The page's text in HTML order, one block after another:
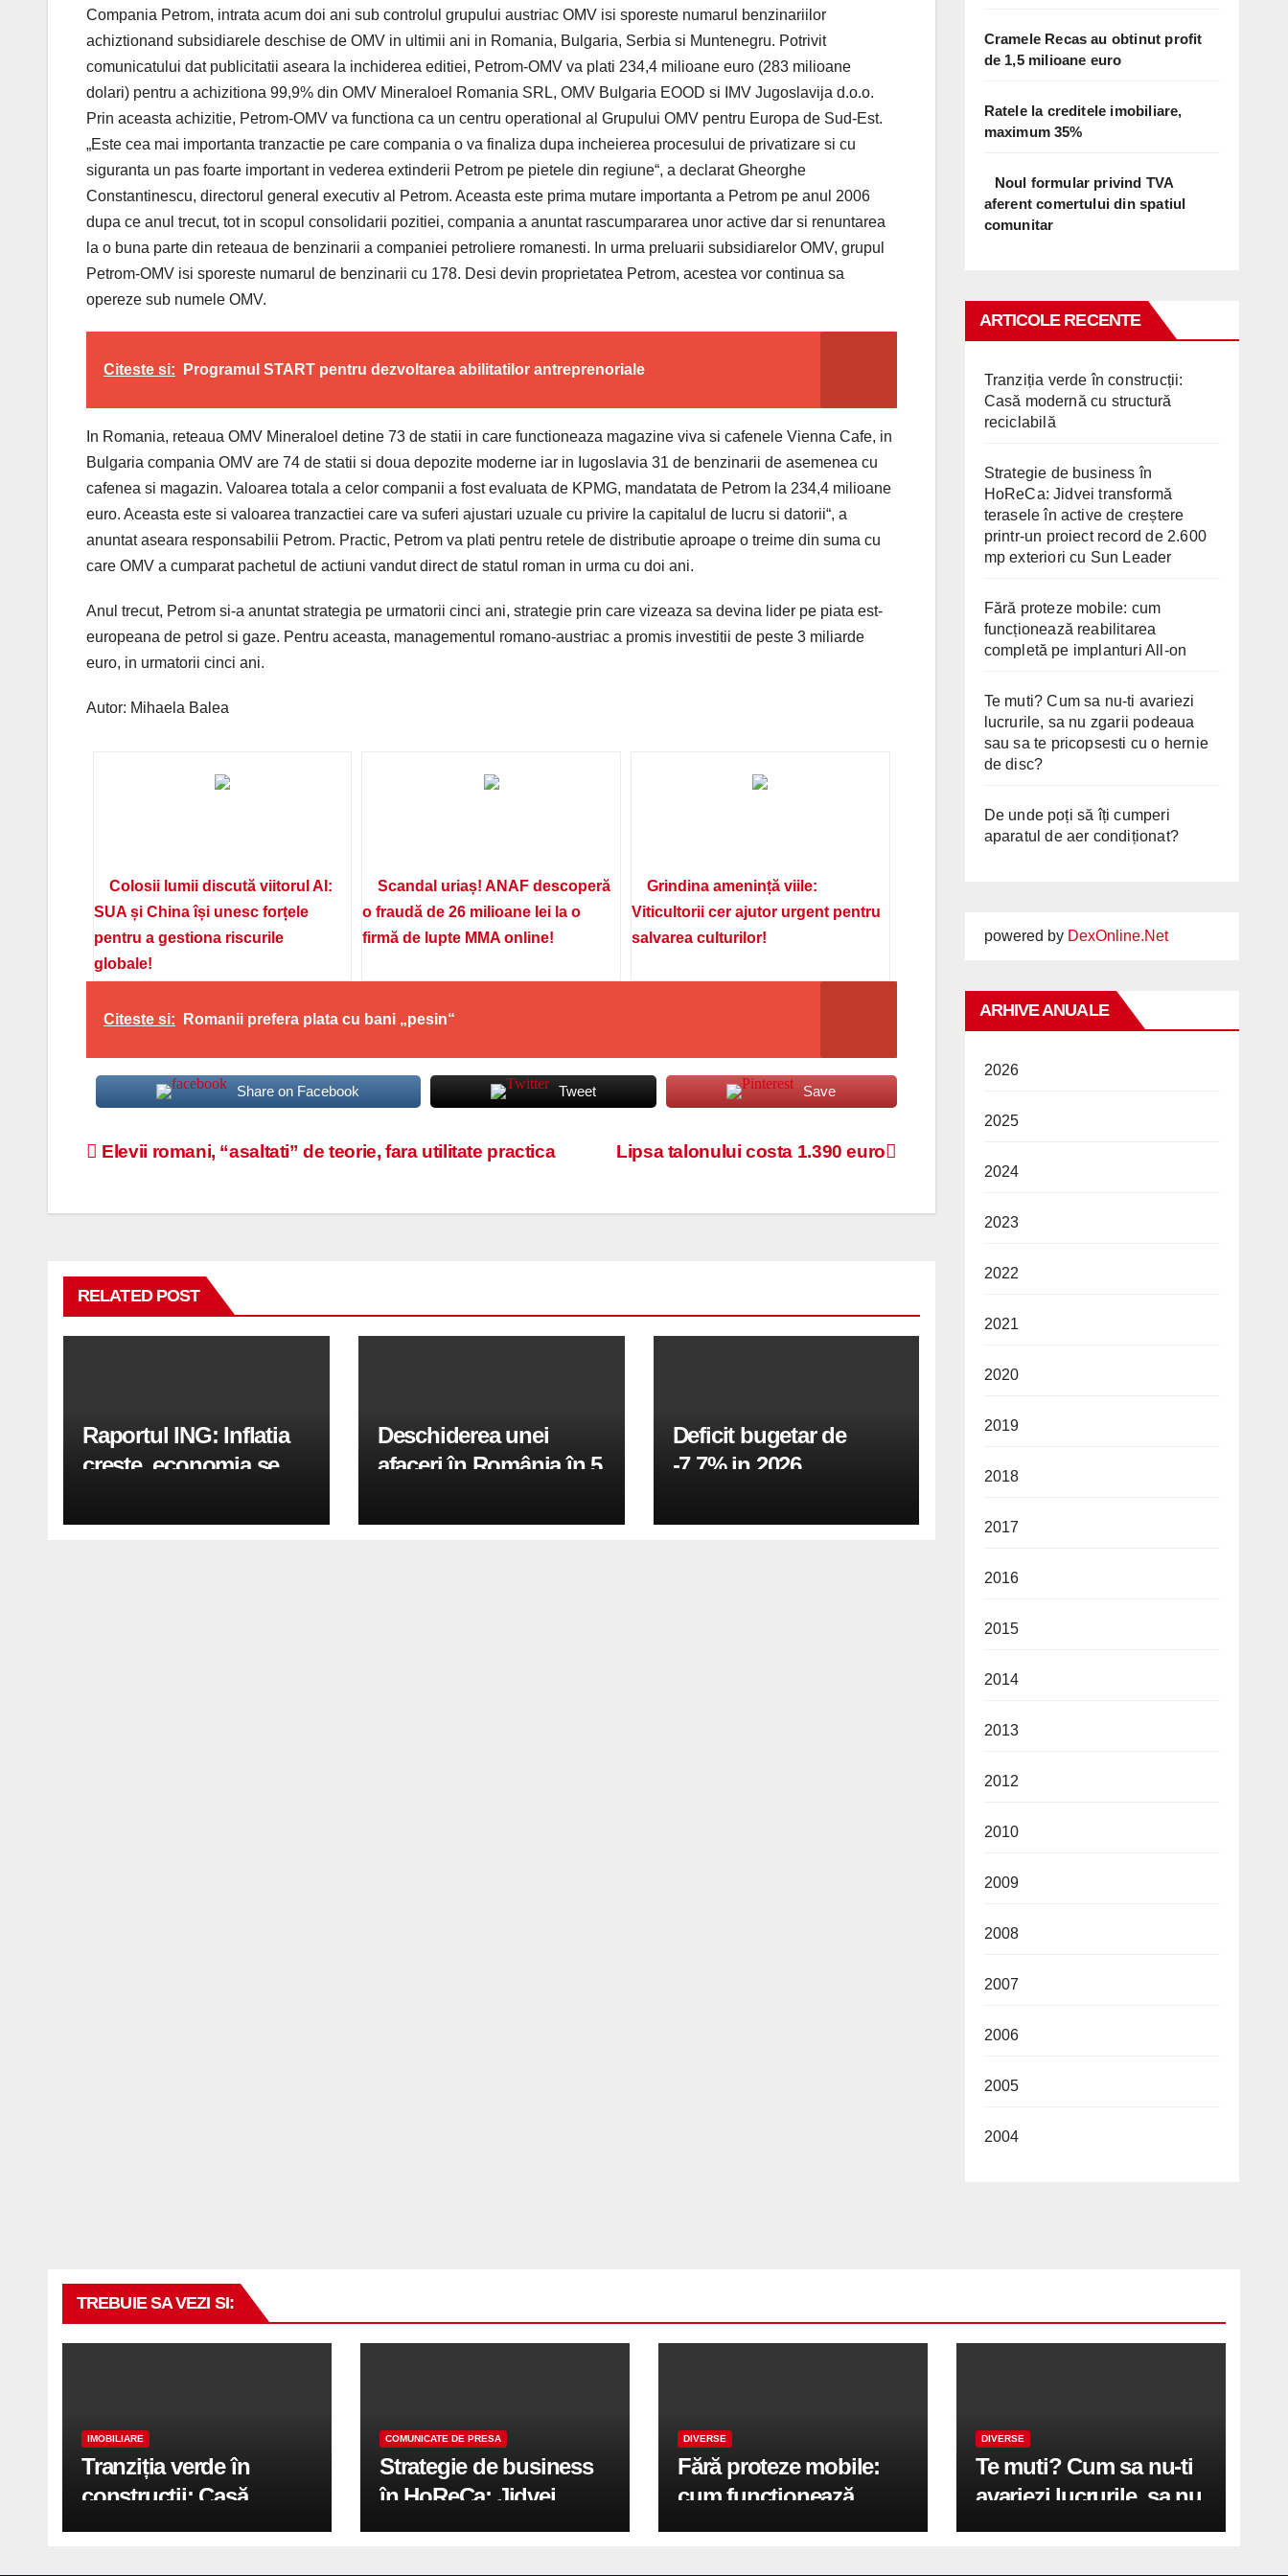
Compania Petrom, intrata acum doi ani sub controlul grupului austriac OMV isi sporeste numarul benzinariilor
achiztionand subsidiarele deschise de OMV in ultimii ani in Romania, Bulgaria, Serbia si Muntenegru. Potrivit
comunicatului dat publicitatii aseara la inchiderea editiei, Petrom-OMV va plati 234,4 milioane euro (283 milioane
dolari) pentru a achizitiona 99,9% din OMV Mineraloel Romania SRL, OMV Bulgaria EOOD si IMV Jugoslavija d.o.o.
Prin aceasta achizitie, Petrom-OMV va functiona ca un centru operational al Grupului OMV pentru Europa de Sud-Est.
„Este cea mai importanta tranzactie pe care compania o va finaliza dupa incheierea procesului de privatizare si cu
siguranta un pas foarte important in vederea extinderii Petrom pe pietele din regiune“, a declarat Gheorghe
Constantinescu, directorul general executiv al Petrom. Aceasta este prima mutare importanta a Petrom pe anul 2006
dupa ce anul trecut, tot in scopul consolidarii pozitiei, compania a anuntat rascumpararea unor active dar si renuntarea
la o buna parte din reteaua de benzinarii a companiei petroliere romanesti. In urma preluarii subsidiarelor OMV, grupul
Petrom-OMV isi sporeste numarul de benzinarii cu 178. Desi devin proprietatea Petrom, acestea vor continua sa
opereze sub numele OMV.
Citeste si: Programul START pentru dezvoltarea abilitatilor antreprenoriale
In Romania, reteaua OMV Mineraloel detine 73 de statii in care functioneaza magazine viva si cafenele Vienna Cafe, in
Bulgaria compania OMV are 74 de statii si doua depozite moderne iar in Iugoslavia 31 de benzinarii de asemenea cu
cafenea si magazin. Valoarea totala a celor companii a fost evaluata de KPMG, mandatata de Petrom la 234,4 milioane
euro. Aceasta este si valoarea tranzactiei care va suferi ajustari uzuale cu privire la capitalul de lucru si datorii“, a
anuntat aseara responsabilii Petrom. Practic, Petrom va plati pentru retele de distributie aproape o treime din suma cu
care OMV a cumparat pachetul de actiuni vandut direct de statul roman in urma cu doi ani.
Anul trecut, Petrom si-a anuntat strategia pe urmatorii cinci ani, strategie prin care vizeaza sa devina lider pe piata est-
europeana de petrol si gaze. Pentru aceasta, managementul romano-austriac a promis investitii de peste 3 miliarde
euro, in urmatorii cinci ani.
Autor: Mihaela Balea
Colosii lumii discută viitorul AI:
SUA și China își unesc forțele
pentru a gestiona riscurile
globale!
Scandal uriaș! ANAF descoperă
o fraudă de 26 milioane lei la o
firmă de lupte MMA online!
Grindina amenință viile:
Viticultorii cer ajutor urgent pentru
salvarea culturilor!
Citeste si: Romanii prefera plata cu bani „pesin“
Share on Facebook Tweet Save
Navigare
Lipsa talonului costa 1.390 euro
Elevii romani, “asaltati” de teorie, fara utilitate practica
RELATED POST
Raportul ING: Inflatia
creste, economia se
in a doua jumatate a
Deschiderea unei
afaceri în România în 5
Deficit bugetar de
-7,7% in 2026,
fiind de 6%
Cramele Recas au obtinut profit
de 1,5 milioane euro
Ratele la creditele imobiliare,
maximum 35%
Noul formular privind TVA
aferent comertului din spatiul
comunitar
ARTICOLE RECENTE
Tranziția verde în construcții:
Casă modernă cu structură
reciclabilă
Strategie de business în
HoReCa: Jidvei transformă
terasele în active de creștere
printr-un proiect record de 2.600
mp exteriori cu Sun Leader
Fără proteze mobile: cum
funcționează reabilitarea
completă pe implanturi All-on
Te muti? Cum sa nu-ti avariezi
lucrurile, sa nu zgarii podeaua
sau sa te pricopsesti cu o hernie
de disc?
De unde poți să îți cumperi
aparatul de aer condiționat?
powered by DexOnline.Net
ARHIVE ANUALE
2026
2025
2024
2023
2022
2021
2020
2019
2018
2017
2016
2015
2014
2013
2012
2010
2009
2008
2007
2006
2005
2004
TREBUIE SA VEZI SI:
IMOBILIARE
Tranziția verde în
construcții: Casă
modernă cu structură
COMUNICATE DE PRESA
Strategie de business
în HoReCa: Jidvei
transformă terasele în
DIVERSE
Fără proteze mobile:
cum funcționează
reabilitarea completă
DIVERSE
Te muti? Cum sa nu-ti
avariezi lucrurile, sa nu
zgarii podeaua sau sa